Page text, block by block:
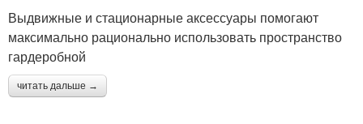
Выдвижные и стационарные аксессуары помогают
максимально рационально использовать пространство
гардеробной
читать дальше →